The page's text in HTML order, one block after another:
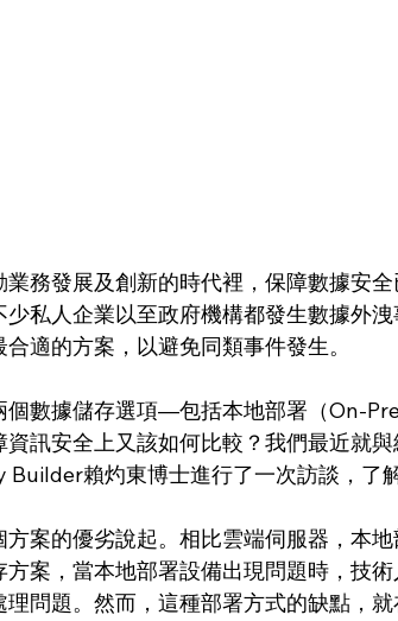
務發展及創新的時代裡，保障數據安
少私人企業以至政府機構都發生數據外
適的方案，以避免同類事件發生。
個數據儲存選項—包括本地部署（On-
訊安全上又該如何比較？我們最近就
Builder賴灼東博士進行了一次訪談，了
案的優劣說起。相比雲端伺服器，本
案，當本地部署設備出現問題時，技
問題。然而，這種部署方式的缺點，